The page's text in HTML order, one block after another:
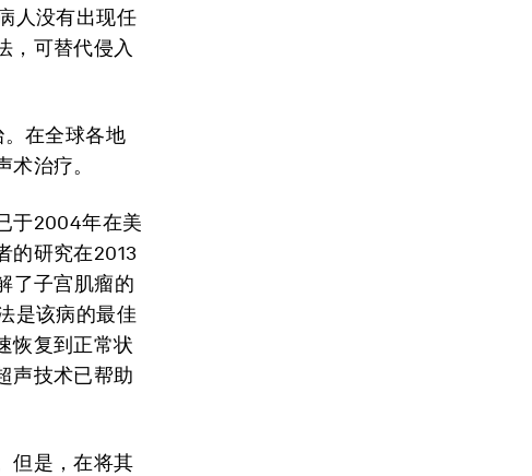
人没有出现任
，可替代侵入
在全球各地
治疗。
于2004年在美
的研究在2013
了子宫肌瘤的
是该病的最佳
恢复到正常状
声技术已帮助
但是，在将其